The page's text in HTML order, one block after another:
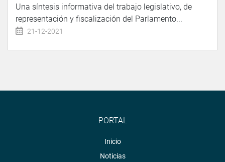
Una síntesis informativa del trabajo legislativo, de
representación y fiscalización del Parlamento...
21-12-2021
PORTAL
Inicio
Noticias